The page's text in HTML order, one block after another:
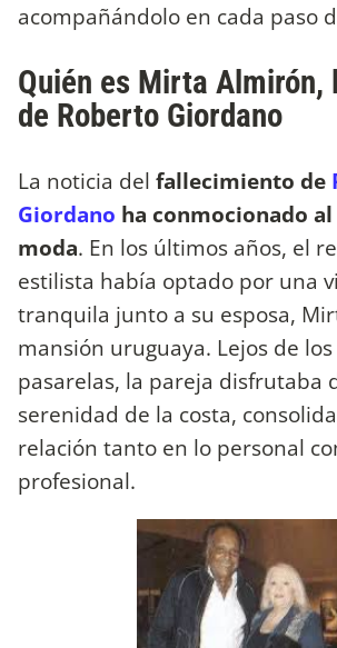
acompañándolo en cada paso
Quién es Mirta Almirón,
de Roberto Giordano
La noticia del fallecimiento de
Giordano ha conmocionado
moda. En los últimos años, el
estilista había optado por una
tranquila junto a su esposa,
mansión uruguaya. Lejos de
pasarelas, la pareja disfrutaba
serenidad de la costa,
relación tanto en lo personal
profesional.